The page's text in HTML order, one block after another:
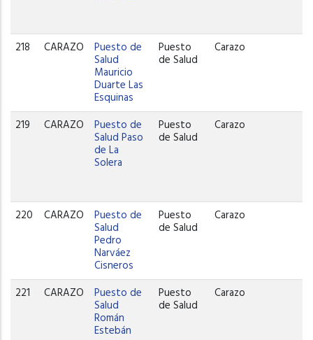
218 CARAZO Puesto de
Salud
Mauricio
Duarte Las
Esquinas
Puesto
de Salud
Carazo
219 CARAZO Puesto de
Salud Paso
de La
Solera
Puesto
de Salud
Carazo
220 CARAZO Puesto de
Salud
Pedro
Narváez
Cisneros
Puesto
de Salud
Carazo
221 CARAZO Puesto de
Salud
Román
Estebán
Puesto
de Salud
Carazo